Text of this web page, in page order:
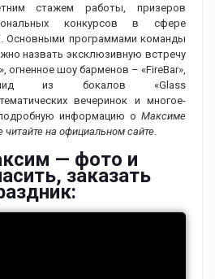
стажем работы, призеров
конкурсов в сфере
Основными программами команды
назвать эксклюзивную встречу
огненное шоу барменов – «FireBar»,
из бокалов «Glass
вечеринок и многое-
информацию о Максиме
читайте на официальном сайте.
— фото и
заказать